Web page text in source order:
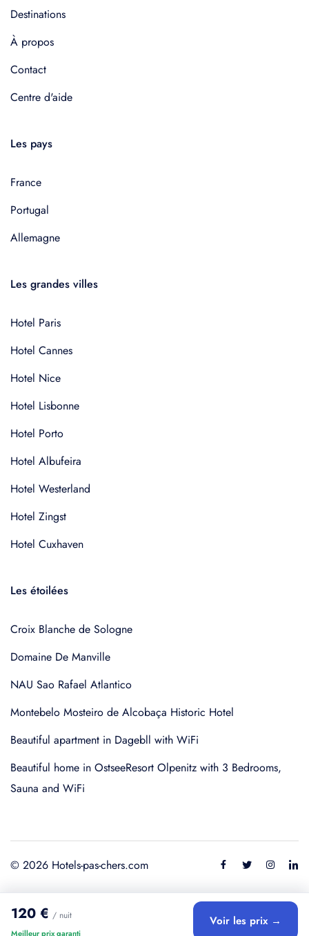
120 € / nuit
Meilleur prix garanti
Voir les prix →
Destinations
À propos
Contact
Centre d'aide
Les pays
France
Portugal
Allemagne
Les grandes villes
Hotel Paris
Hotel Cannes
Hotel Nice
Hotel Lisbonne
Hotel Porto
Hotel Albufeira
Hotel Westerland
Hotel Zingst
Hotel Cuxhaven
Les étoilées
Croix Blanche de Sologne
Domaine De Manville
NAU Sao Rafael Atlantico
Montebelo Mosteiro de Alcobaça Historic Hotel
Beautiful apartment in Dagebll with WiFi
Beautiful home in OstseeResort Olpenitz with 3 Bedrooms,
Sauna and WiFi
© 2026 Hotels-pas-chers.com